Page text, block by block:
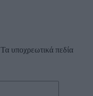
Τα υποχρεωτικά πεδία